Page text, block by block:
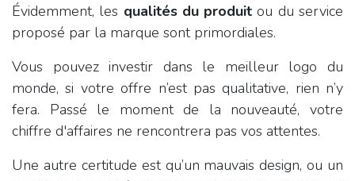
Évidemment, les qualités du produit ou du service
proposé par la marque sont primordiales.
Vous pouvez investir dans le meilleur logo du
monde, si votre offre n’est pas qualitative, rien n’y
fera. Passé le moment de la nouveauté, votre
chiffre d'affaires ne rencontrera pas vos attentes.
Une autre certitude est qu’un mauvais design, ou un